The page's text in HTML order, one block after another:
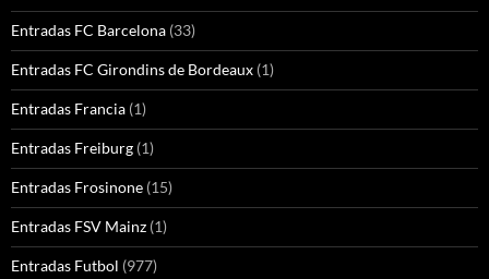
Entradas FC Barcelona (33)
Entradas FC Girondins de Bordeaux (1)
Entradas Francia (1)
Entradas Freiburg (1)
Entradas Frosinone (15)
Entradas FSV Mainz (1)
Entradas Futbol (977)